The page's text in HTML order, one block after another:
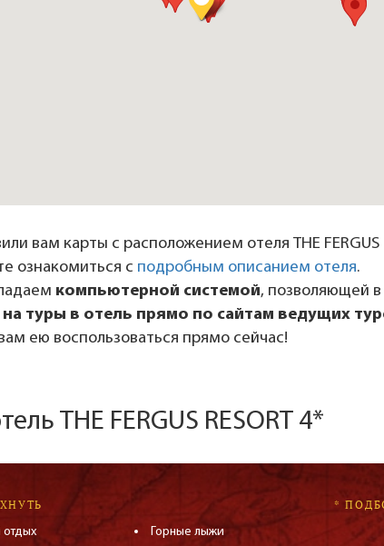
вам карты с расположением отеля THE FERGUS
ознакомиться с подробным описанием отеля.
компьютерной системой, позволяющей
туры в отель прямо по сайтам ведущих
ею воспользоваться прямо сейчас!
THE FERGUS RESORT 4*
Горные лыжи
*